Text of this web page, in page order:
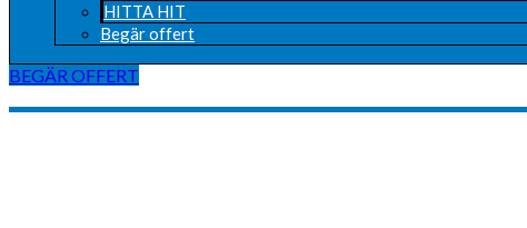
HITTA HIT
Begär offert
BEGÄR OFFERT